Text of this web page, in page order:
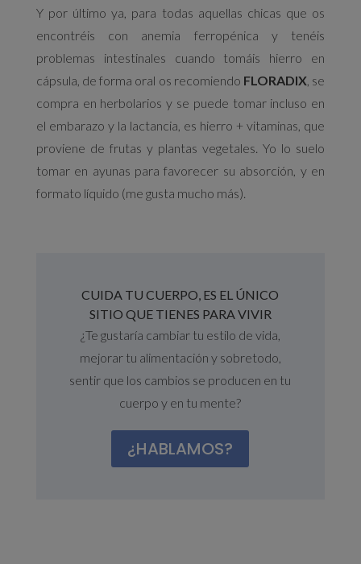
Y por último ya, para todas aquellas chicas que os
encontréis con anemia ferropénica y tenéis
problemas intestinales cuando tomáis hierro en
cápsula, de forma oral os recomiendo FLORADIX , se
compra en herbolarios y se puede tomar incluso en
el embarazo y la lactancia, es hierro + vitaminas, que
proviene de frutas y plantas vegetales. Yo lo suelo
tomar en ayunas para favorecer su absorción, y en
formato líquido (me gusta mucho más).
CUIDA TU CUERPO, ES EL ÚNICO
SITIO QUE TIENES PARA VIVIR
¿Te gustaría cambiar tu estilo de vida,
mejorar tu alimentación y sobretodo,
sentir que los cambios se producen en tu
cuerpo y en tu mente?
¿HABLAMOS?